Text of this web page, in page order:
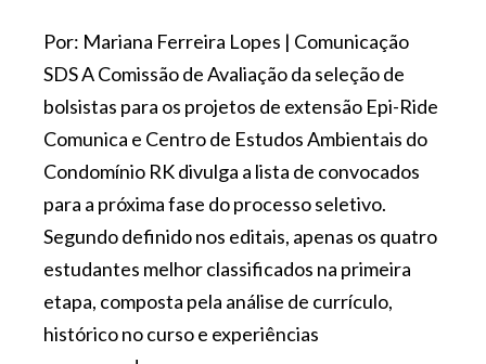
Por: Mariana Ferreira Lopes | Comunicação
SDS A Comissão de Avaliação da seleção de
bolsistas para os projetos de extensão Epi-Ride
Comunica e Centro de Estudos Ambientais do
Condomínio RK divulga a lista de convocados
para a próxima fase do processo seletivo.
Segundo definido nos editais, apenas os quatro
estudantes melhor classificados na primeira
etapa, composta pela análise de currículo,
histórico no curso e experiências